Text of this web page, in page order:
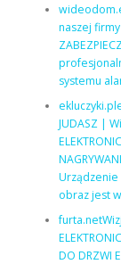
naszej
systemu
JUDASZ |
Urządzenie
obraz jest
DO DRZWI